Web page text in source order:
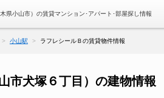
県小山市）の賃貸マンション･アパート･部屋探し情報
小山駅 ラフレシールＢの賃貸物件情報
市犬塚６丁目）の建物情報